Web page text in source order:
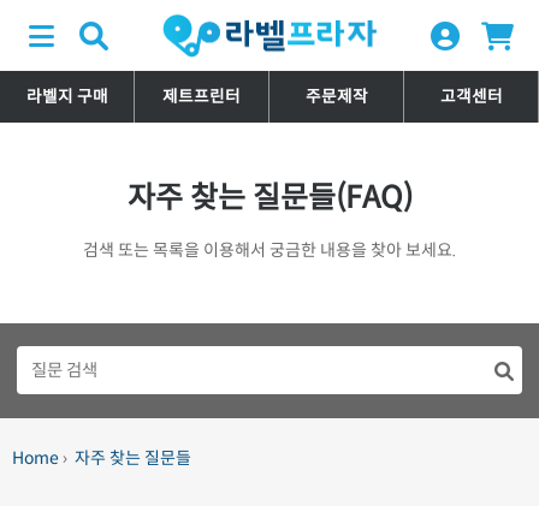
라벨지 구매 제트프린터 주문제작 고객센터
자주 찾는 질문들(FAQ)
검색 또는 목록을 이용해서 궁금한 내용을 찾아 보세요.
Home› 자주 찾는 질문들